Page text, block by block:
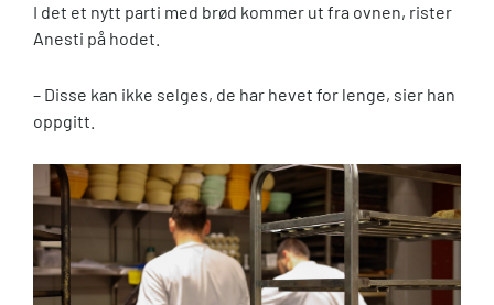
I det et nytt parti med brød kommer ut fra ovnen, rister
Anesti på hodet.
– Disse kan ikke selges, de har hevet for lenge, sier han
oppgitt.